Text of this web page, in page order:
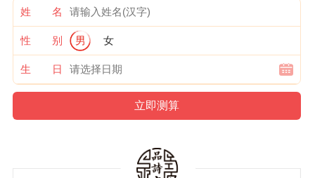
姓 名
性 别 男 女
生 日